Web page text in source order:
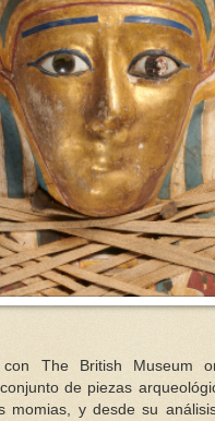
The British Museum
de piezas
momias, y desde su